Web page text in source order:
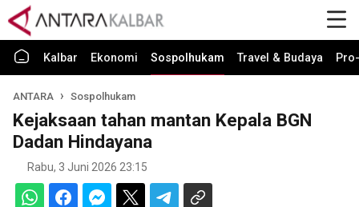
Kalbar Ekonomi Sospolhukam Travel & Budaya
ANTARA Sospolhukam
Kejaksaan tahan mantan Kepala BGN
Dadan Hindayana
Rabu, 3 Juni 2026 23:15